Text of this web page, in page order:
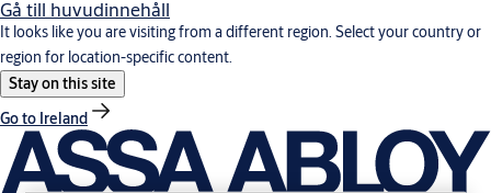
Gå till huvudinnehåll
It looks like you are visiting from a different region. Select your country or
region for location-specific content.
Stay on this site
Go to Ireland